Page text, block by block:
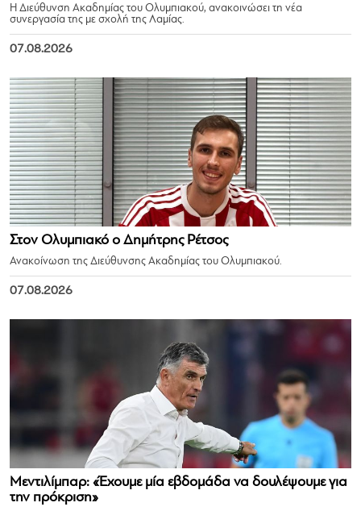
Η Διεύθυνση Ακαδημίας του Ολυμπιακού, ανακοινώσει τη νέα
συνεργασία της με σχολή της Λαμίας.
07.08.2026
Στον Ολυμπιακό ο Δημήτρης Ρέτσος
Ανακοίνωση της Διεύθυνσης Ακαδημίας του Ολυμπιακού.
07.08.2026
Μεντιλίμπαρ: «Έχουμε μία εβδομάδα να δουλέψουμε για
την πρόκριση»